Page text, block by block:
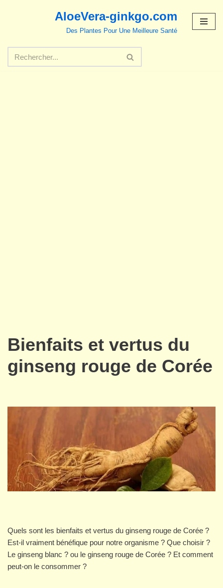
contenu
AloeVera-ginkgo.com
Des Plantes Pour Une Meilleure Santé
Bienfaits et vertus du
ginseng rouge de Corée
Quels sont les bienfaits et vertus du ginseng rouge de Corée ?
Est-il vraiment bénéfique pour notre organisme ? Que choisir ?
Le ginseng blanc ? ou le ginseng rouge de Corée ? Et comment
peut-on le consommer ?